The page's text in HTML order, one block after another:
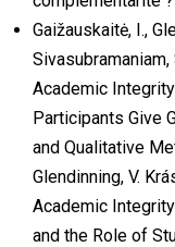
Gaižauskaitė, I.,
Sivasubramaniam,
Academic
Participants Give
and Qualitative
Glendinning, V.
Academic
and the Role of